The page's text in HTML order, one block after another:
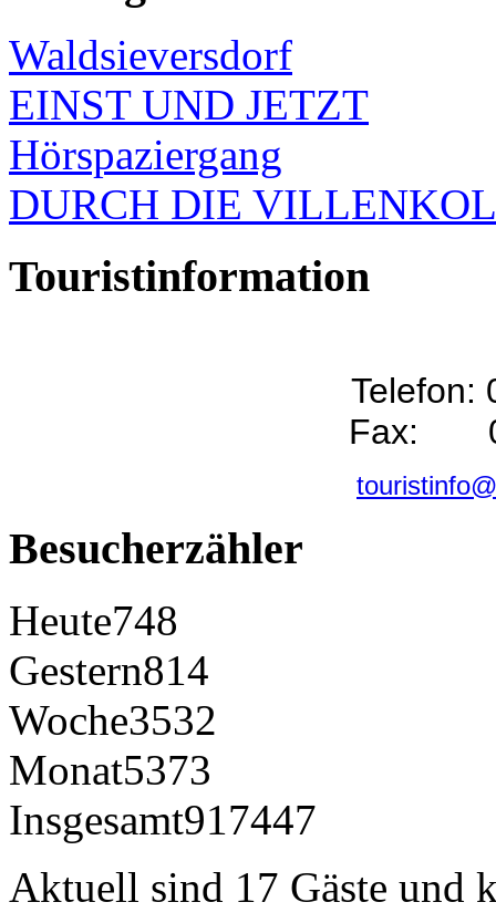
Waldsieversdorf
EINST UND JETZT
Hörspaziergang
DURCH DIE
Touristinformation
Telefon:
Fax:
Besucherzähler
Heute748
Gestern814
Woche3532
Monat5373
Insgesamt917447
Aktuell sind 17 Gäste und